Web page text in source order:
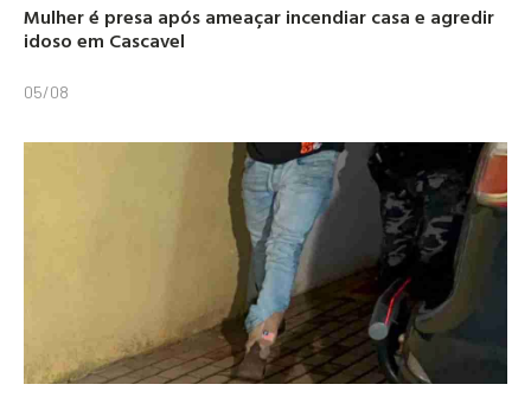
Mulher é presa após ameaçar incendiar casa e agredir
idoso em Cascavel
05/08